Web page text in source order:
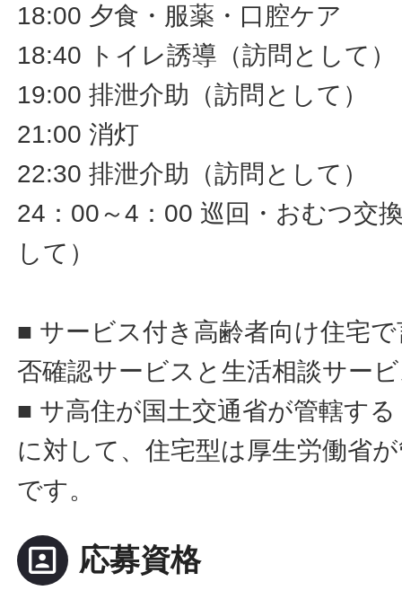
18:00 夕食・服薬・口腔ケア
18:40 トイレ誘導（訪問として）
19:00 排泄介助（訪問として）
21:00 消灯
22:30 排泄介助（訪問として）
24：00～4：00 巡回・おむつ交
して）
■ サービス付き高齢者向け住宅
否確認サービスと生活相談サー
■ サ高住が国土交通省が管轄す
に対して、住宅型は厚生労働省
です。
portrait 応募資格